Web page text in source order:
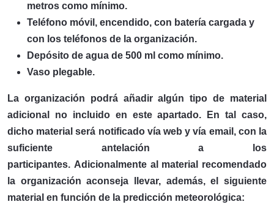
metros como mínimo.
Teléfono móvil, encendido, con batería cargada y
con los teléfonos de la organización.
Depósito de agua de 500 ml como mínimo.
Vaso plegable.
La organización podrá añadir algún tipo de material
adicional no incluido en este apartado. En tal caso,
dicho material será notificado vía web y vía email, con la
suficiente antelación a los
participantes. Adicionalmente al material recomendado
la organización aconseja llevar, además, el siguiente
material en función de la predicción meteorológica: